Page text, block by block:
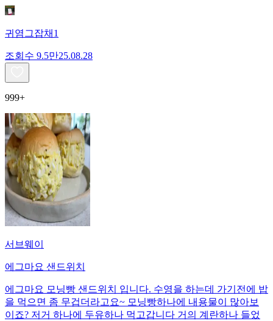
귀염그잡채1
조회수 9.5만25.08.28
999+
서브웨이
에그마요 샌드위치
에그마요 모닝빵 샌드위치 입니다. 수영을 하는데 가기전에 밥
을 먹으면 좀 무겁더라고요~ 모닝빵하나에 내용물이 많아보
이죠? 저거 하나에 두유하나 먹고갑니다 거의 계란하나 들었